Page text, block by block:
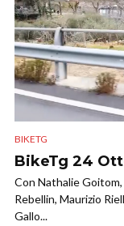
BIKETG
BikeTg 24
Con Nathalie Goitom,
Rebellin, Maurizio
Gallo...